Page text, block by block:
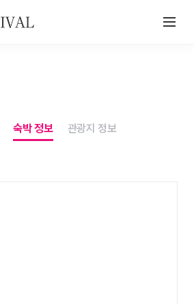
숙박 정보 관광지 정보